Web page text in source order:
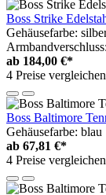
Boss Strike
Gehäusefarbe:
ab 184,00 €*
4 Preise vergleichen
Boss Baltimore
Gehäusefarbe: blau
ab 67,81 €*
4 Preise vergleichen